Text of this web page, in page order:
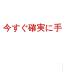
すぐ確実に手